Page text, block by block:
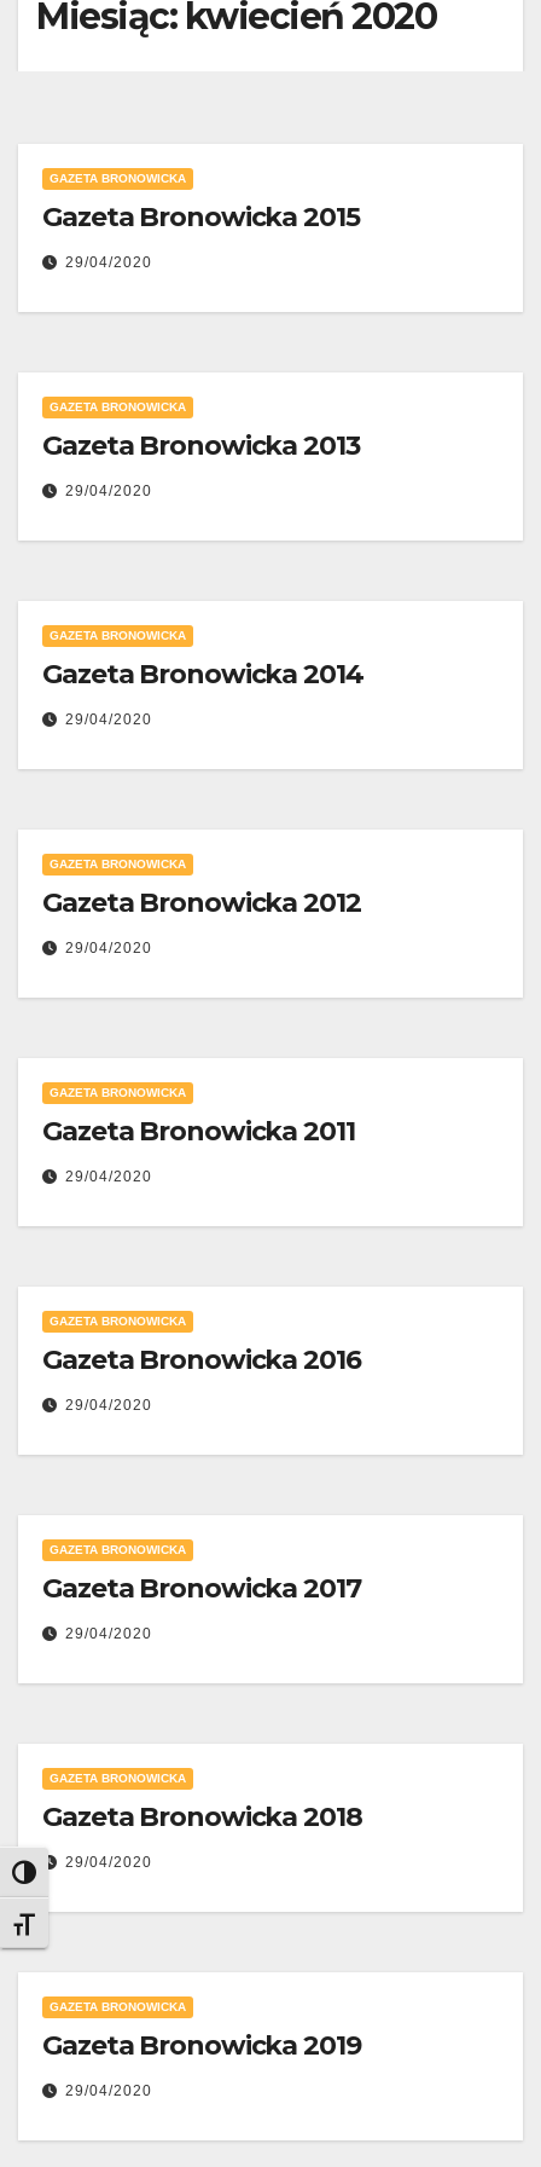
Toggle High Contrast
Toggle Font size
Miesiąc: kwiecień 2020
GAZETA BRONOWICKA
Gazeta Bronowicka 2015
29/04/2020
GAZETA BRONOWICKA
Gazeta Bronowicka 2013
29/04/2020
GAZETA BRONOWICKA
Gazeta Bronowicka 2014
29/04/2020
GAZETA BRONOWICKA
Gazeta Bronowicka 2012
29/04/2020
GAZETA BRONOWICKA
Gazeta Bronowicka 2011
29/04/2020
GAZETA BRONOWICKA
Gazeta Bronowicka 2016
29/04/2020
GAZETA BRONOWICKA
Gazeta Bronowicka 2017
29/04/2020
GAZETA BRONOWICKA
Gazeta Bronowicka 2018
29/04/2020
GAZETA BRONOWICKA
Gazeta Bronowicka 2019
29/04/2020